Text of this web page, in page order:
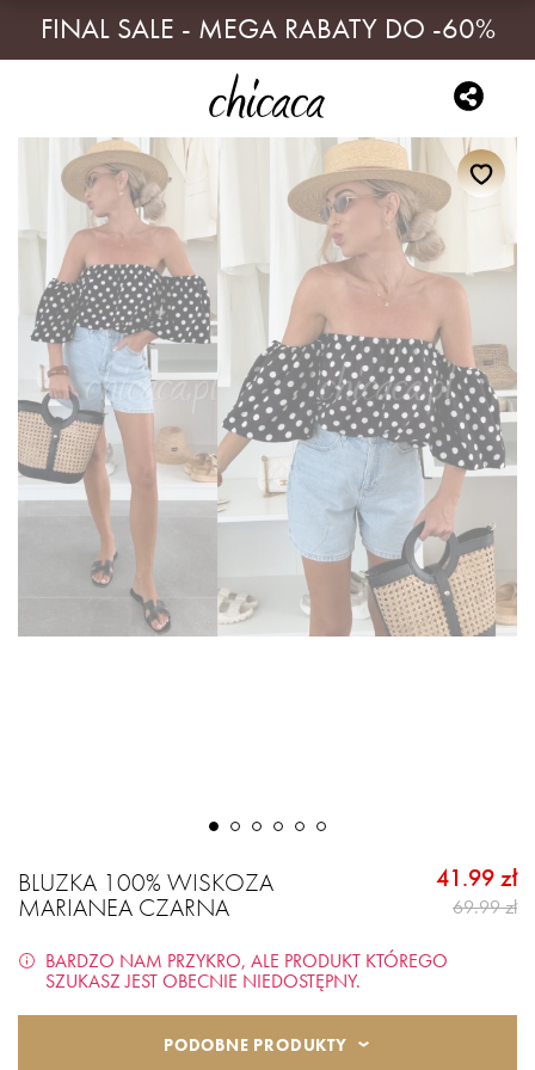
FINAL SALE - MEGA RABATY DO -60%
BLUZKA 100% WISKOZA
MARIANEA CZARNA
41.99 zł
69.99 zł
BARDZO NAM PRZYKRO, ALE PRODUKT KTÓREGO
SZUKASZ JEST OBECNIE NIEDOSTĘPNY.
PODOBNE PRODUKTY